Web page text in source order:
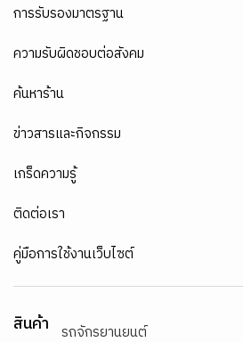
การรับรองมาตรฐาน
ความรับผิดชอบต่อสังคม
ค้นหาร้าน
ข่าวสารและกิจกรรม
เกร็ดความรู้
ติดต่อเรา
คู่มือการใช้งานเว็บไซต์
สินค้า
รถจักรยานยนต์